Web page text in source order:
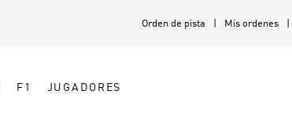
Orden de pista Mis ordenes
F1 JUGADORES